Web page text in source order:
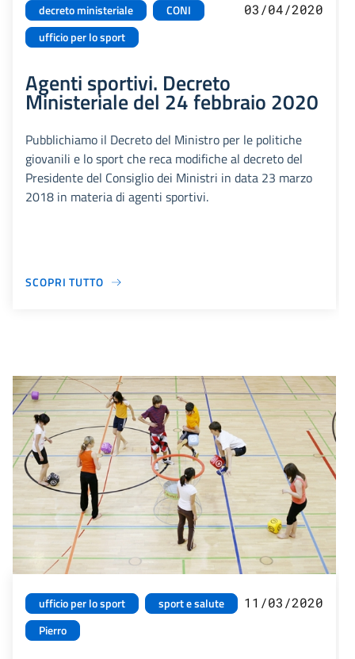
decreto ministeriale
CONI
ufficio per lo sport
03/04/2020
Agenti sportivi. Decreto
Ministeriale del 24 febbraio 2020
Pubblichiamo il Decreto del Ministro per le politiche
giovanili e lo sport che reca modifiche al decreto del
Presidente del Consiglio dei Ministri in data 23 marzo
2018 in materia di agenti sportivi.
SCOPRI TUTTO
ufficio per lo sport
sport e salute
Pierro
11/03/2020